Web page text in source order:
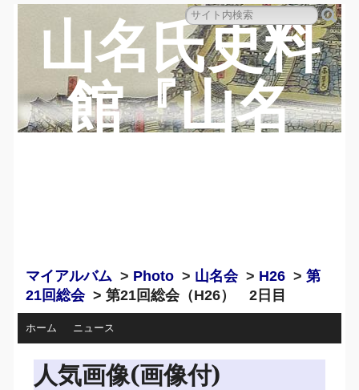
山名氏史料
館『山名
マイアルバム > Photo > 山名会> H26 >第
21回総会> 第21回総会（H26） 2日目
ホーム ニュース
人気画像(画像付)